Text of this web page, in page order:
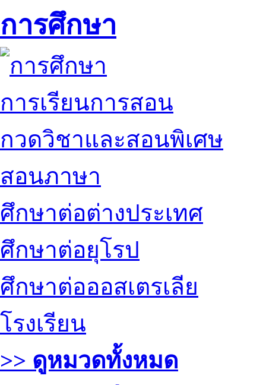
การศึกษา
การเรียนการสอน
กวดวิชาและสอนพิเศษ
สอนภาษา
ศึกษาต่อต่างประเทศ
ศึกษาต่อยุโรป
ศึกษาต่อออสเตรเลีย
โรงเรียน
>> ดูหมวดทั้งหมด